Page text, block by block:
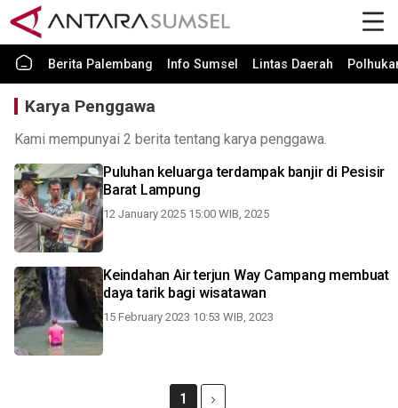
Berita Palembang Info Sumsel Lintas Daerah
Karya Penggawa
Kami mempunyai 2 berita tentang karya penggawa.
Puluhan keluarga terdampak banjir di Pesisir
Barat Lampung
12 January 2025 15:00 WIB, 2025
Keindahan Air terjun Way Campang membuat
daya tarik bagi wisatawan
15 February 2023 10:53 WIB, 2023
1